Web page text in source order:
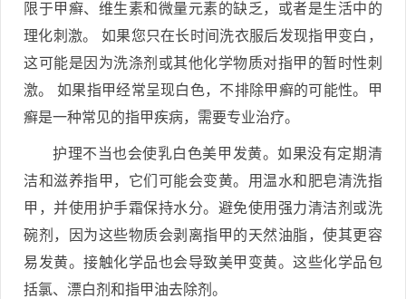
限于甲癣、维生素和微量元素的缺乏，或者是生活中的
理化刺激。 如果您只在长时间洗衣服后发现指甲变白，
这可能是因为洗涤剂或其他化学物质对指甲的暂时性刺
激。 如果指甲经常呈现白色，不排除甲癣的可能性。甲
癣是一种常见的指甲疾病，需要专业治疗。
护理不当也会使乳白色美甲发黄。如果没有定期清
洁和滋养指甲，它们可能会变黄。用温水和肥皂清洗指
甲，并使用护手霜保持水分。避免使用强力清洁剂或洗
碗剂，因为这些物质会剥离指甲的天然油脂，使其更容
易发黄。接触化学品也会导致美甲变黄。这些化学品包
括氯、漂白剂和指甲油去除剂。